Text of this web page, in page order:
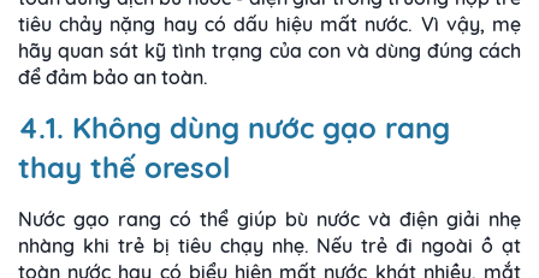
tiêu chảy nặng hay có dấu hiệu mất nước. Vì vậy, mẹ
hãy quan sát kỹ tình trạng của con và dùng đúng cách
để đảm bảo an toàn.
4.1. Không dùng nước gạo rang
thay thế oresol
Nước gạo rang có thể giúp bù nước và điện giải nhẹ
nhàng khi trẻ bị tiêu chạy nhẹ. Nếu trẻ đi ngoài ồ ạt
toàn nước hay có biểu hiện mất nước khát nhiều, mắt